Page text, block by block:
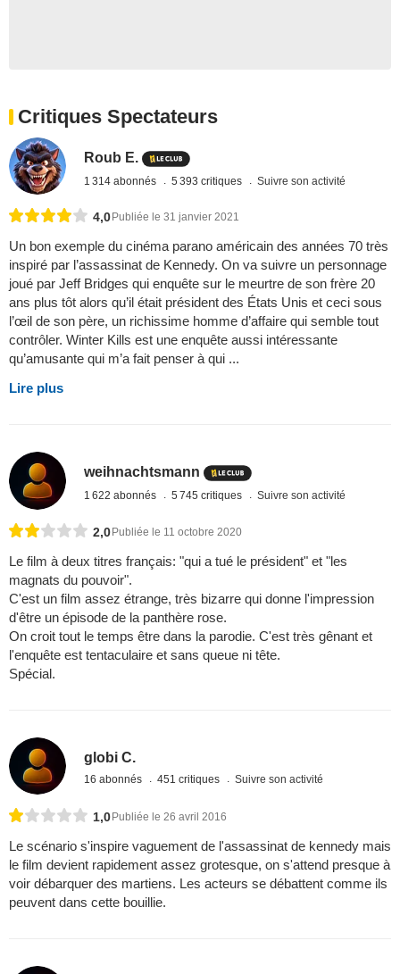
Critiques Spectateurs
Roub E.
1 314 abonnés 5 393 critiques Suivre son activité
4,0 Publiée le 31 janvier 2021
Un bon exemple du cinéma parano américain des années 70 très
inspiré par l’assassinat de Kennedy. On va suivre un personnage
joué par Jeff Bridges qui enquête sur le meurtre de son frère 20
ans plus tôt alors qu’il était président des États Unis et ceci sous
l’œil de son père, un richissime homme d’affaire qui semble tout
contrôler. Winter Kills est une enquête aussi intéressante
qu’amusante qui m’a fait penser à qui ...
Lire plus
weihnachtsmann
1 622 abonnés 5 745 critiques Suivre son activité
2,0Publiée le 11 octobre 2020
Le film à deux titres français: "qui a tué le président" et "les
magnats du pouvoir".
C'est un film assez étrange, très bizarre qui donne l'impression
d'être un épisode de la panthère rose.
On croit tout le temps être dans la parodie. C'est très gênant et
l'enquête est tentaculaire et sans queue ni tête.
Spécial.
globi C.
16 abonnés 451 critiques Suivre son activité
1,0Publiée le 26 avril 2016
Le scénario s'inspire vaguement de l'assassinat de kennedy mais
le film devient rapidement assez grotesque, on s'attend presque à
voir débarquer des martiens. Les acteurs se débattent comme ils
peuvent dans cette bouillie.